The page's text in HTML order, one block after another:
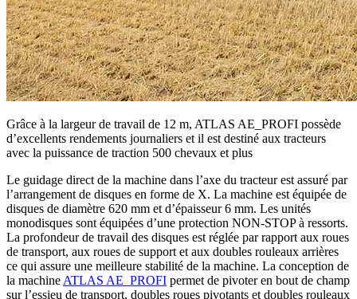
Grâce à la largeur de travail de 12 m, ATLAS AE_PROFI possède
d’excellents rendements journaliers et il est destiné aux tracteurs
avec la puissance de traction 500 chevaux et plus
Le guidage direct de la machine dans l’axe du tracteur est assuré par
l’arrangement de disques en forme de X. La machine est équipée de
disques de diamètre 620 mm et d’épaisseur 6 mm. Les unités
monodisques sont équipées d’une protection NON-STOP à ressorts.
La profondeur de travail des disques est réglée par rapport aux roues
de transport, aux roues de support et aux doubles rouleaux arrières
ce qui assure une meilleure stabilité de la machine. La conception de
la machine ATLAS AE_PROFI permet de pivoter en bout de champ
sur l’essieu de transport, doubles roues pivotants et doubles rouleaux